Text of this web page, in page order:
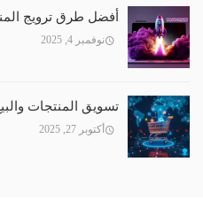
أفضل طرق ترويج
نوفمبر 4, 2025
تسويق المنتجات والبيع
أكتوبر 27, 2025